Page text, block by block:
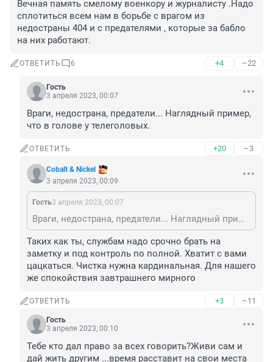
Вечная память смелому военкору и журналисту .Надо
сплотиться всем нам в борьбе с врагом из
недостраны 404 и с предателями , которые за бабло
на них работают.
ОТВЕТИТЬ 6 +4 –22
Гость
3 апреля 2023, 00:07
Враги, недострана, предатели... Наглядный пример,
что в голове у телеголовых.
ОТВЕТИТЬ +20 –3
Cobalt & Nickel
3 апреля 2023, 00:09
Гость3 апреля 2023, 00:07
Враги, недострана, предатели... Наглядный пример, что в голове у телеголовых.
Таких как ты, службам надо срочно брать на
заметку и под контроль по полной. Хватит с вами
цацкаться. Чистка нужна кардинальная. Для нашего
же спокойствия завтрашнего мирного
ОТВЕТИТЬ +3 –11
Гость
3 апреля 2023, 00:10
Тебе кто дал право за всех говорить?Живи сам и
дай жить другим ...время расставит на свои места